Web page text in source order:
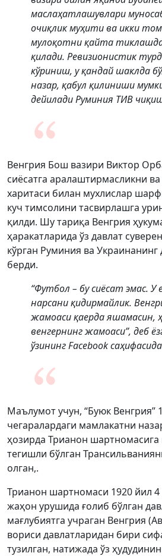
маслаҳатлашувлари
очиқлик муҳити ва икки
мулоқотни қайта
қилади. Ревизионистик
кўриниш, у қандай шаклда
назар, қабул қилиниши
дейилади Руминия ТИВ
Венгрия Бош вазири Виктор
сиёсатга аралаштирмасликни
харитаси билан мухлислар
куч тимсолини тасвирлашга
қилди. Шу тариқа Венгрия
ҳаракатларида ўз давлат
кўрган Руминия ва
берди.
“Футбол – бу сиёсат эмас. У
нарсани қидирмайлик.
жамоаси қаерда яшамасин,
венгернинг жамоаси”, деб
ўзининг Facebook
Маълумот учун, “Буюк Венгрия”
чегаралардаги мамлакатни
ҳозирда Трианон шартномасига
тегишли бўлган
олган,.
Трианон шартномаси 1920 йил
жаҳон урушида ғолиб бўлган
мағлубиятга учраган Венгрия
вориси давлатларидан бири
тузилган, натижада ўз